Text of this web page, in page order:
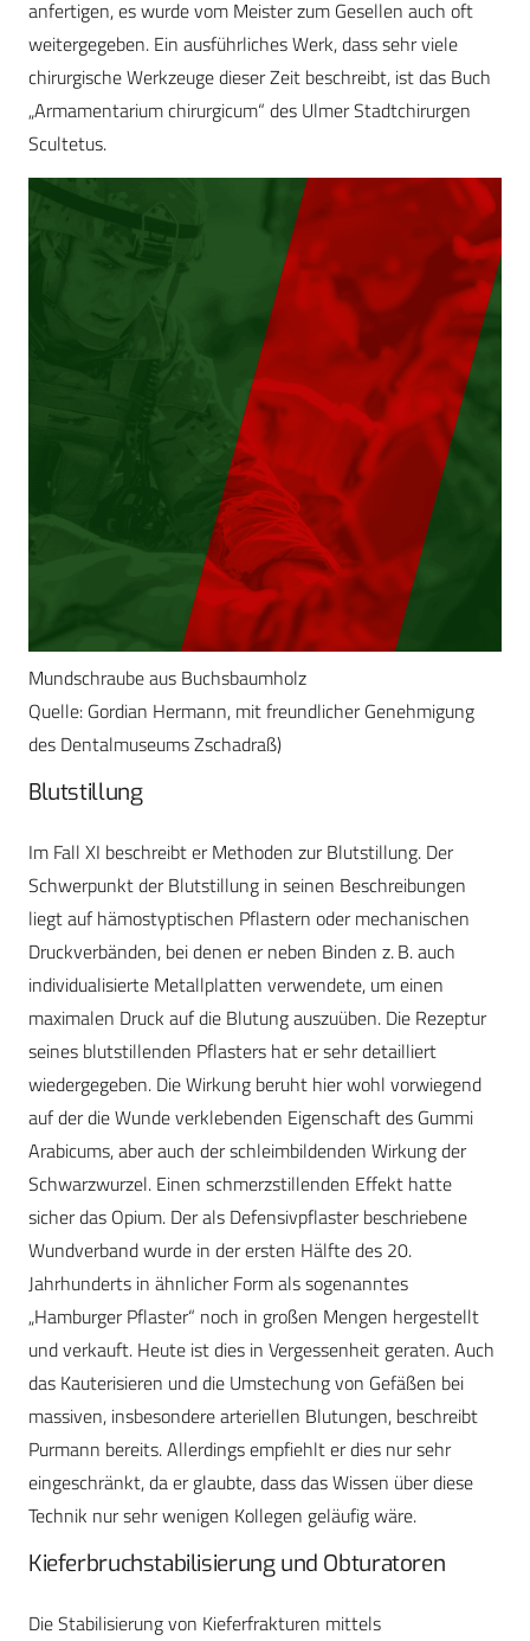
anfertigen, es wurde vom Meister zum Gesellen auch oft
weitergegeben. Ein ausführliches Werk, dass sehr viele
chirurgische Werkzeuge dieser Zeit beschreibt, ist das Buch
„Armamentarium chirurgicum“ des Ulmer Stadtchirurgen
Scultetus.
Mundschraube aus Buchsbaumholz
Quelle: Gordian Hermann, mit freundlicher Genehmigung
des Dentalmuseums Zschadraß)
Blutstillung
Im Fall XI beschreibt er Methoden zur Blutstillung. Der
Schwerpunkt der Blutstillung in seinen Beschreibungen
liegt auf hämostyptischen Pflastern oder mechanischen
Druckverbänden, bei denen er neben Binden z. B. auch
individualisierte Metallplatten verwendete, um einen
maximalen Druck auf die Blutung auszuüben. Die Rezeptur
seines blutstillenden Pflasters hat er sehr detailliert
wiedergegeben. Die Wirkung beruht hier wohl vorwiegend
auf der die Wunde verklebenden Eigenschaft des Gummi
Arabicums, aber auch der schleimbildenden Wirkung der
Schwarzwurzel. Einen schmerzstillenden Effekt hatte
sicher das Opium. Der als Defensivpflaster beschriebene
Wundverband wurde in der ersten Hälfte des 20.
Jahrhunderts in ähnlicher Form als sogenanntes
„Hamburger Pflaster“ noch in großen Mengen hergestellt
und verkauft. Heute ist dies in Vergessenheit geraten. Auch
das Kauterisieren und die Umstechung von Gefäßen bei
massiven, insbesondere arteriellen Blutungen, beschreibt
Purmann bereits. Allerdings empfiehlt er dies nur sehr
eingeschränkt, da er glaubte, dass das Wissen über diese
Technik nur sehr wenigen Kollegen geläufig wäre.
Kieferbruchstabilisierung und Obturatoren
Die Stabilisierung von Kieferfrakturen mittels